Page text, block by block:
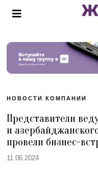
НОВОСТИ КОМПАНИИ
Представители
и
провели бизнес-
11.06.2024